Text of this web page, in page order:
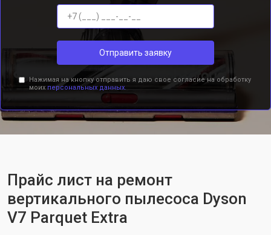
Отправить заявку
Нажимая на кнопку отправить я даю свое согласие на обработку
моих персональных данных.
Прайс лист на ремонт
вертикального пылесоса Dyson
V7 Parquet Extra